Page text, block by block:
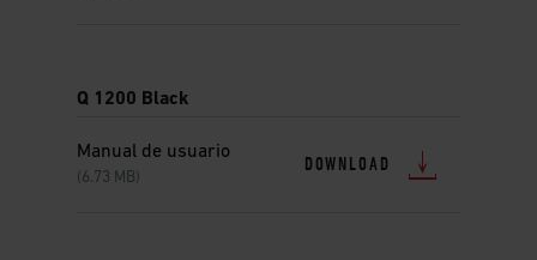
Q 1200 Black
Manual de usuario
(6.73 MB)
DOWNLOAD